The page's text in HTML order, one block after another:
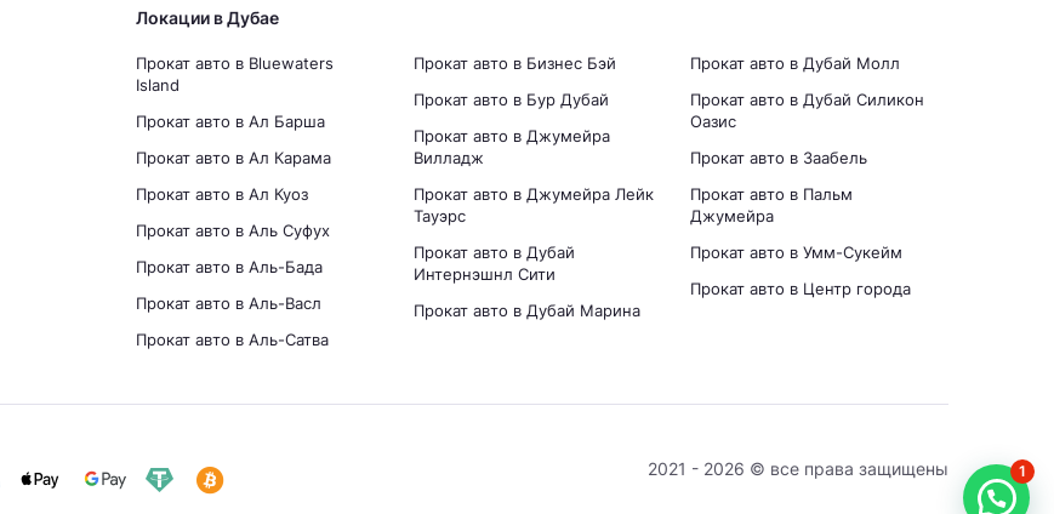
Локации в Дубае
Прокат авто в Bluewaters
Island
Прокат авто в Ал Барша
Прокат авто в Ал Карама
Прокат авто в Ал Куоз
Прокат авто в Аль Суфух
Прокат авто в Аль-Бада
Прокат авто в Аль-Васл
Прокат авто в Аль-Сатва
Прокат авто в Бизнес Бэй
Прокат авто в Бур Дубай
Прокат авто в Джумейра
Вилладж
Прокат авто в Джумейра Лейк
Тауэрс
Прокат авто в Дубай
Интернэшнл Сити
Прокат авто в Дубай Марина
Прокат авто в Дубай Молл
Прокат авто в Дубай Силикон
Оазис
Прокат авто в Заабель
Прокат авто в Пальм
Джумейра
Прокат авто в Умм-Сукейм
Прокат авто в Центр города
2021 - 2026 © все права защищены 1